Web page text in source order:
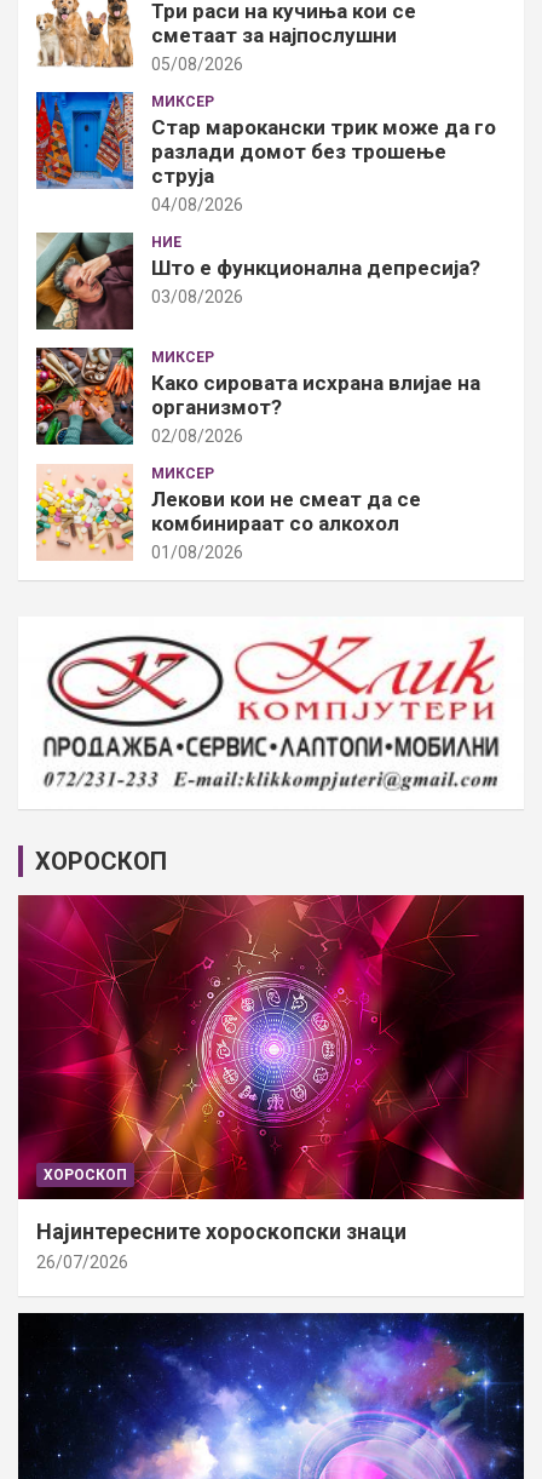
Три раси на кучиња кои се
сметаат за најпослушни
05/08/2026
МИКСЕР
Стар марокански трик може да го
разлади домот без трошење
струја
04/08/2026
НИЕ
Што е функционална депресија?
03/08/2026
МИКСЕР
Како сировата исхрана влијае на
организмот?
02/08/2026
МИКСЕР
Лекови кои не смеат да се
комбинираат со алкохол
01/08/2026
ХОРОСКОП
ХОРОСКОП
Најинтересните хороскопски знаци
26/07/2026